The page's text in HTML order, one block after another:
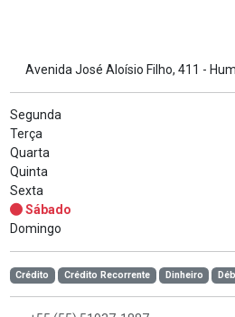
Avenida José Aloísio Filho, 411 -
Segunda
Terça
Quarta
Quinta
Sexta
Sábado
Domingo
Crédito Crédito Recorrente Dinheiro